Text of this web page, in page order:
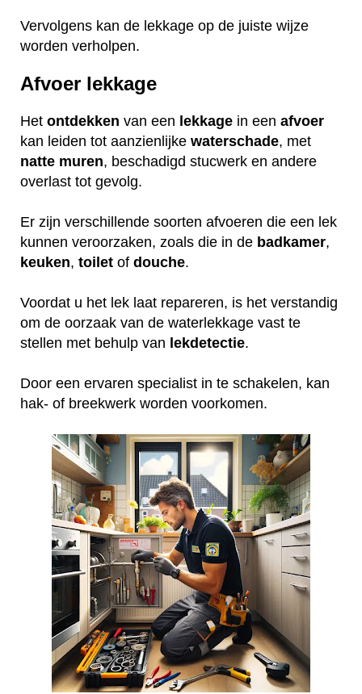
Vervolgens kan de lekkage op de juiste wijze
worden verholpen.
Afvoer lekkage
Het ontdekken van een lekkage in een afvoer
kan leiden tot aanzienlijke waterschade, met
natte muren, beschadigd stucwerk en andere
overlast tot gevolg.
Er zijn verschillende soorten afvoeren die een lek
kunnen veroorzaken, zoals die in de badkamer,
keuken, toilet of douche.
Voordat u het lek laat repareren, is het verstandig
om de oorzaak van de waterlekkage vast te
stellen met behulp van lekdetectie.
Door een ervaren specialist in te schakelen, kan
hak- of breekwerk worden voorkomen.